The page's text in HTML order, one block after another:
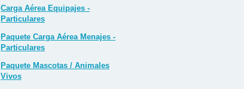
Carga Aérea Equipajes -
Particulares
Paquete Carga Aérea Menajes -
Particulares
Paquete Mascotas / Animales
Vivos